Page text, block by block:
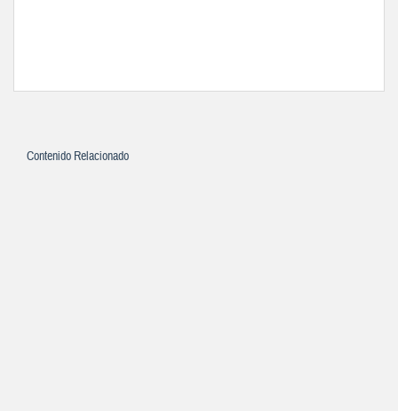
Contenido Relacionado